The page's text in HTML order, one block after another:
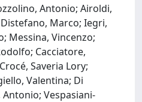
Antonio; Airoldi,
Marco; Iegri,
Messina, Vincenzo;
Cacciatore,
Saveria Lory;
Valentina; Di
Antonio; Vespasiani-